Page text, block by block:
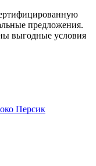
предложения.
выгодные условия